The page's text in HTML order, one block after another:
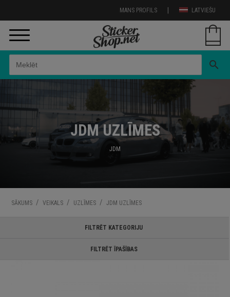
LATVIEŠU
|
MANS PROFILS
search
JDM UZLĪMES
JDM
SĀKUMS / VEIKALS / UZLĪMES / JDM UZLĪMES
FILTRĒT KATEGORIJU
FILTRĒT ĪPAŠĪBAS